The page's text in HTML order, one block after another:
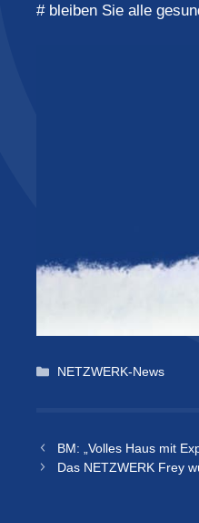
# bleiben Sie alle
Kategorien
NETZWERK-News
BM: „Volles Haus mit
Das NETZWERK Frey